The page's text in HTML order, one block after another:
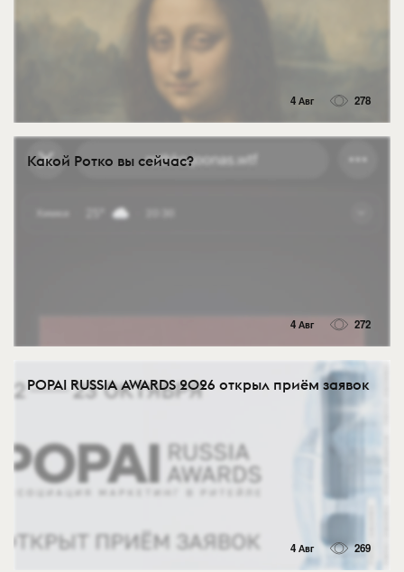
4 Авг 278
Какой Ротко вы сейчас?
4 Авг 272
POPAI RUSSIA AWARDS 2026 открыл приём заявок
4 Авг 269